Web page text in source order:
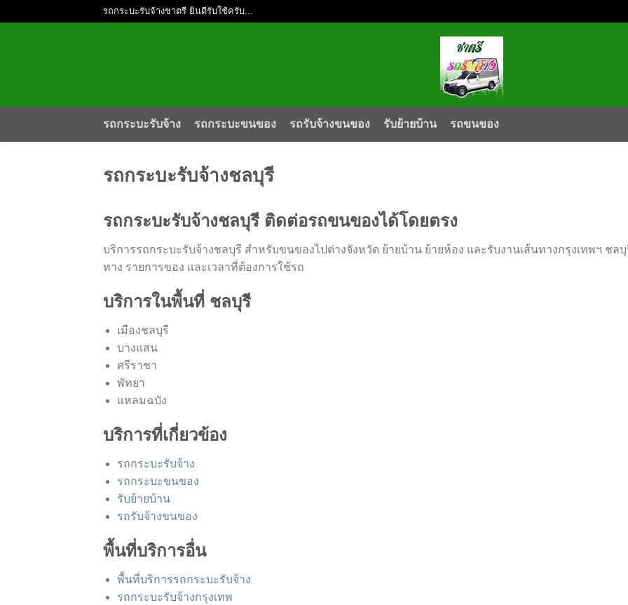
รถกระบะรับจ้างชาตรี ยินดีรับใช้ครับ...
รถกระบะรับจ้าง รถกระบะขนของ รถรับจ้างขนของ รับย้ายบ้าน รถขนของ
รถกระบะรับจ้างชลบุรี
รถกระบะรับจ้างชลบุรี ติดต่อรถขนของได้โดยตรง
บริการรถกระบะรับจ้างชลบุรี สำหรับขนของไปต่างจังหวัด ย้ายบ้าน ย้ายห้อง และรับงานเส้นทางกรุงเทพฯ ชล
ทาง รายการของ และเวลาที่ต้องการใช้รถ
บริการในพื้นที่ ชลบุรี
เมืองชลบุรี
บางแสน
ศรีราชา
พัทยา
แหลมฉบัง
บริการที่เกี่ยวข้อง
รถกระบะรับจ้าง
รถกระบะขนของ
รับย้ายบ้าน
รถรับจ้างขนของ
พื้นที่บริการอื่น
พื้นที่บริการรถกระบะรับจ้าง
รถกระบะรับจ้างกรุงเทพ